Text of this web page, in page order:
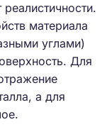
материала
углами)
Для
а для